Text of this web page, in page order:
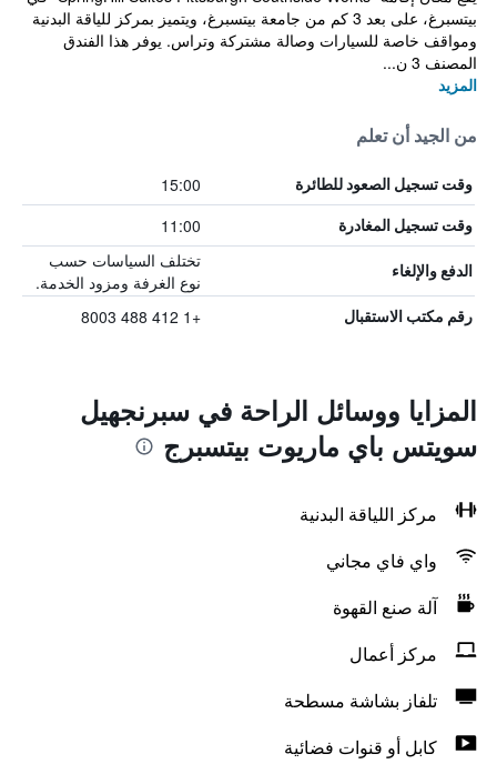
بيتسبرغ، على بعد 3 كم من جامعة بيتسبرغ، ويتميز بمركز للياقة البدنية
ومواقف خاصة للسيارات وصالة مشتركة وتراس. يوفر هذا الفندق
المصنف 3 ن...
المزيد
من الجيد أن تعلم
وقت تسجيل الصعود للطائرة 15:00
وقت تسجيل المغادرة 11:00
الدفع والإلغاء
تختلف السياسات حسب
نوع الغرفة ومزود الخدمة.
رقم مكتب الاستقبال +1 412 488 8003
المزايا ووسائل الراحة في سبرنجهيل
سويتس باي ماريوت بيتسبرج
مركز اللياقة البدنية
واي فاي مجاني
آلة صنع القهوة
مركز أعمال
تلفاز بشاشة مسطحة
كابل أو قنوات فضائية